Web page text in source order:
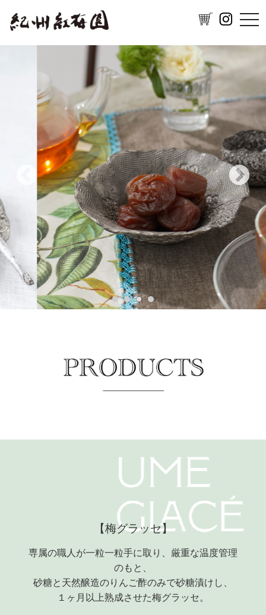
【梅グラッセ】
専属の職人が一粒一粒手に取り、厳重な温度管理
のもと、
砂糖と天然醸造のりんご酢のみで砂糖漬けし、
１ヶ月以上熟成させた梅グラッセ。